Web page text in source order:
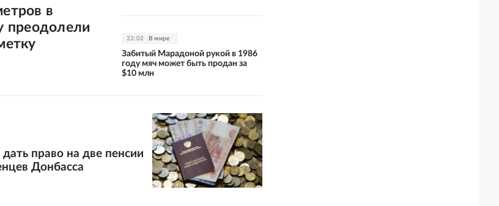
в
преодолели
22:02 В мире
Забитый Марадоной рукой в 1986
году мяч может быть продан за
$10 млн
право на две пенсии
Донбасса